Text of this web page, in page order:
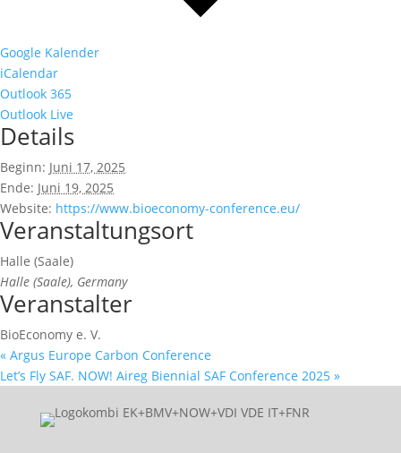
Google Kalender
iCalendar
Outlook 365
Outlook Live
Details
Beginn: Juni 17, 2025
Ende: Juni 19, 2025
Website: https://www.bioeconomy-conference.eu/
Veranstaltungsort
Halle (Saale)
Halle (Saale), Germany
Veranstalter
BioEconomy e. V.
« Argus Europe Carbon Conference
Let’s Fly SAF. NOW! Aireg Biennial SAF Conference 2025 »